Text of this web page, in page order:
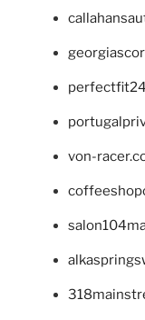
von-